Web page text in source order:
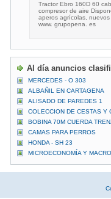
Tractor Ebro 160D 60
compresor de aire
aperos agrícolas,
www. grupopena. es
Al día anuncios
MERCEDES - O 303
ALBAÑIL EN CARTAGENA
ALISADO DE PAREDES 1
COLECCION DE CESTAS Y
BOBINA 70M CUERDA
CAMAS PARA PERROS
HONDA - SH 23
MICROECONOMÍA Y